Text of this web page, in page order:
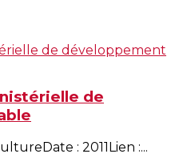
de
: 2011Lien :...